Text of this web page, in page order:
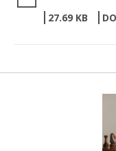
27.69 KB